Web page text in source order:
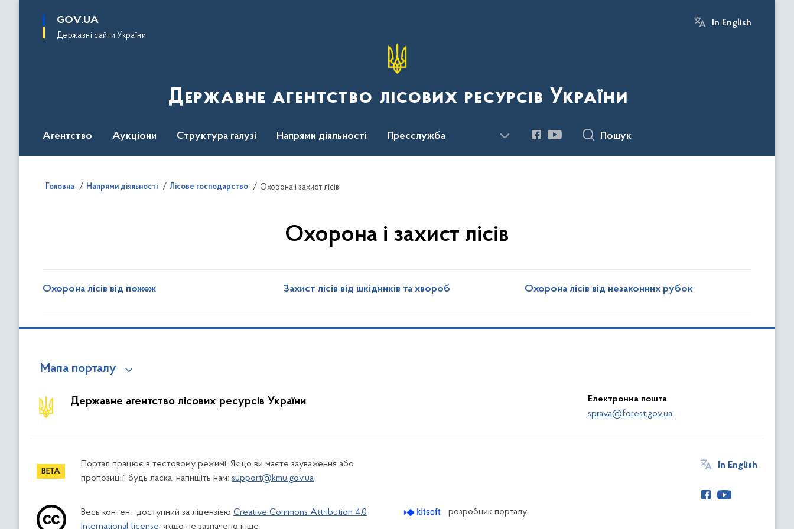
основного
GOV.UA
Державні сайти України
In English
Державне агентство лісових ресурсів України
Агентство Аукціони Структура галузі Напрями діяльності Пресслужба Пошук
Головна Напрями діяльності Лісове господарство Охорона і захист лісів
Охорона і захист лісів
Охорона лісів від пожеж Захист лісів від шкідників та хвороб Охорона лісів від незаконних рубок
Мапа порталу
Державне агентство лісових ресурсів України
Електронна пошта
sprava@forest.gov.ua
Портал працює в тестовому режимі. Якщо ви маєте зауваження або
пропозиції, будь ласка, напишіть нам: support@kmu.gov.ua
In English
Весь контент доступний за ліцензією Creative Commons Attribution 4.0
International license, якщо не зазначено інше
розробник порталу